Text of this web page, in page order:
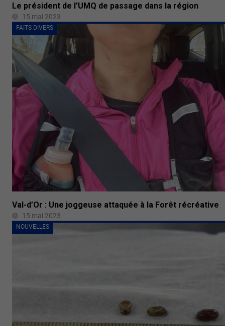
Le président de l’UMQ de passage dans la région
15 mai 2023
FAITS DIVERS
Val-d’Or : Une joggeuse attaquée à la Forêt récréative
15 mai 2023
NOUVELLES